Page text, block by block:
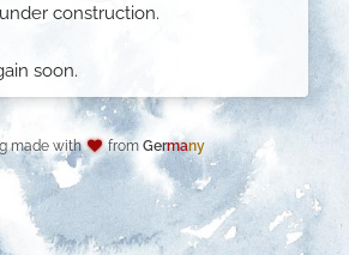
construction.
soon.
made with from Germany